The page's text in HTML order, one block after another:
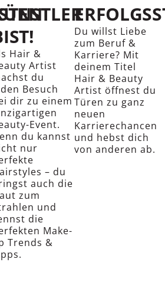
Hair &
Artist
du
Besuch
dir zu einem
Event.
du kannst
nur
– du
auch die
zum
und
die
Make-
Trends &
Du willst Liebe
zum Beruf &
Karriere? Mit
deinem Titel
Hair & Beauty
Artist öffnest du
Türen zu ganz
neuen
Karrierechancen
und hebst dich
von anderen ab.